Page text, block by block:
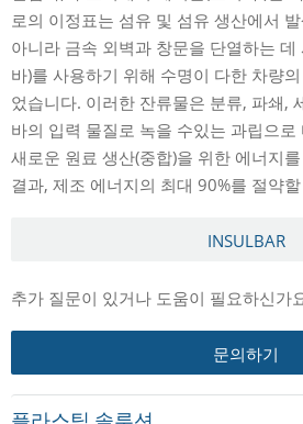
로의 이정표는 섬유 및 섬유 생산에서
아니라 금속 외벽과 창문을 단열하는
바)를 사용하기 위해 수명이 다한 차량
었습니다. 이러한 잔류물은 분류, 파쇄,
바의 입력 물질로 녹을 수있는 과립으
새로운 원료 생산(중합)을 위한 에너지
결과, 제조 에너지의 최대 90%를 절약
INSULBAR
추가 질문이 있거나 도움이 필요하신가
문의하기